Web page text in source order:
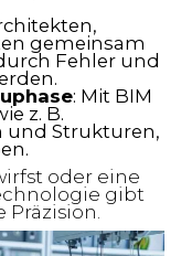
gemeinsam
Fehler und
: Mit BIM
z. B.
und Strukturen,
oder eine
gibt